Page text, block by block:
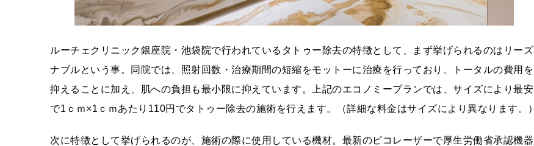
ルーチェクリニック銀座院・池袋院で行われているタトゥー除去の特徴として、まず挙げられるのはリーズ
ナブルという事。同院では、照射回数・治療期間の短縮をモットーに治療を行っており、トータルの費用を
抑えることに加え、肌への負担も最小限に抑えています。上記のエコノミープランでは、サイズにより最安
で1ｃｍ×1ｃｍあたり110円でタトゥー除去の施術を行えます。（詳細な料金はサイズにより異なります。）
次に特徴として挙げられるのが、施術の際に使用している機材。最新のピコレーザーで厚生労働省承認機器